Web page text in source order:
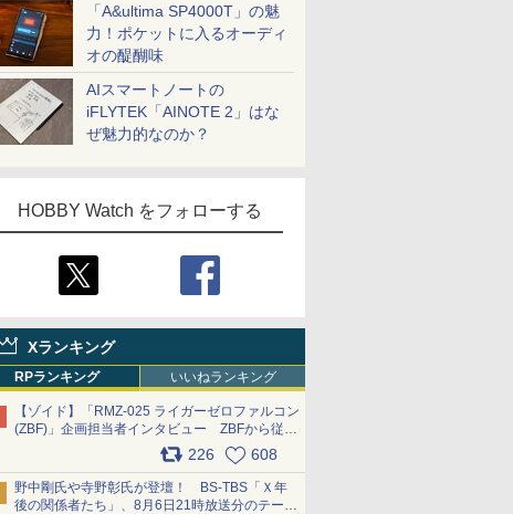
「A&ultima SP4000T」の魅
力！ポケットに入るオーディ
オの醍醐味
AIスマートノートの
iFLYTEK「AINOTE 2」はな
ぜ魅力的なのか？
HOBBY Watch をフォローする
Xランキング
RPランキング いいねランキング
【ゾイド】「RMZ-025 ライガーゼロファルコン
(ZBF)」企画担当者インタビュー ZBFから従来
デザインまで再現可能なボリューム満点のキッ
ト pic.x.com/6zOqQAQKkX
226 608
野中剛氏や寺野彰氏が登壇！ BS-TBS「Ｘ年
後の関係者たち」、8月6日21時放送分のテーマ